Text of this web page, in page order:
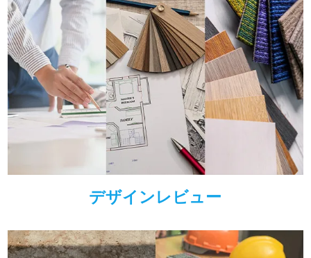
デザインレビュー